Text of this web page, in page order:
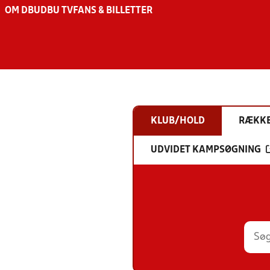
OM DBU DBU TV FANS & BILLETTER
KLUB/HOLD
UDVIDET KAMPSØGNING